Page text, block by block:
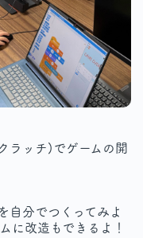
ラッチ)でゲームの開
自分でつくってみよ
に改造もできるよ！